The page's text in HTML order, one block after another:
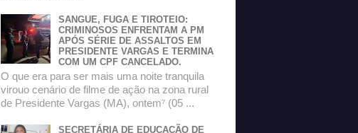
SANGUE, FUGA E TIROTEIO:
CRIMINOSOS ENFRENTAM A PM
APÓS SÉRIE DE ASSALTOS EM
PRESIDENTE VARGAS E TERMINA
COM UM CPF CANCELADO.
O que era para ser mais uma noite tranquila
virouo cenário de filme de ação na zona rural
de Presidente Vargas (MA), ontem⁷ (05 ...
SECRETÁRIA DE EDUCAÇÃO DE